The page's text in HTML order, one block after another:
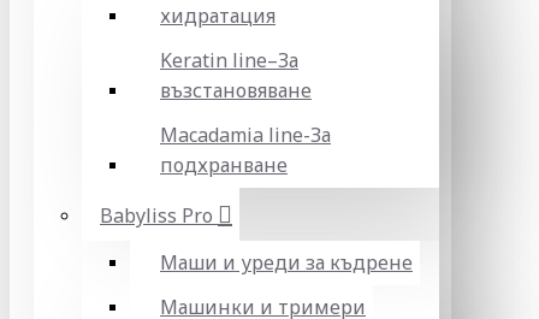
хидратация
Keratin line–За
възстановяване
Macadamia line-За
подхранване
Babyliss Pro
Маши и уреди за къдрене
Машинки и тримери